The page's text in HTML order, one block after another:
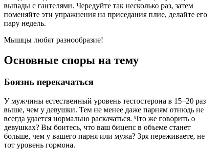
выпады с гантелями. Чередуйте так несколько раз, затем
поменяйте эти упражнения на приседания плие, делайте его
пару недель.
Мышцы любят разнообразие!
Основные споры на тему
Боязнь перекачаться
У мужчины естественный уровень тестостерона в 15–20 раз
выше, чем у девушки. Тем не менее даже парням отнюдь не
всегда удается нормально раскачаться. Что же говорить о
девушках? Вы боитесь, что ваш бицепс в объеме станет
больше, чем у вашего парня или мужа? Зря переживаете, не
тот уровень гормона.